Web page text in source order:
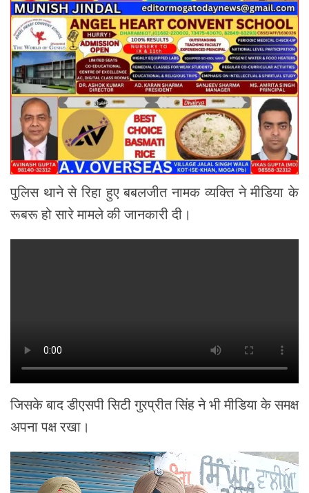
पुलिस थाने से रिहा हुए बबलजीत नामक व्यक्ति ने मीडिया के
रूबरू हो सारे मामले की जानकारी दी।
जिसके बाद डीएसपी सिटी गुरप्रीत सिंह ने भी मीडिया के समक्ष
अपना पक्ष रखा।